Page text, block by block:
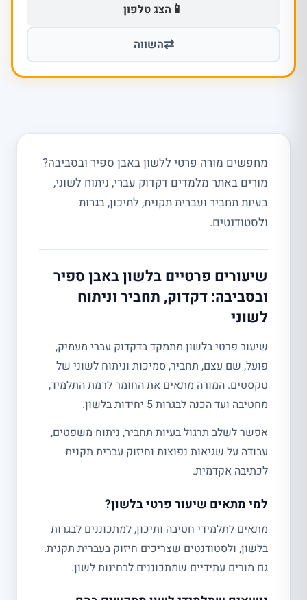
📱 הצג טלפון
⇄השווה
מחפשים מורה פרטי ללשון באבן ספיר ובסביבה?
מורים באתר מלמדים דקדוק עברי, ניתוח לשוני,
בעיות תחביר ועברית תקנית, לתיכון, בגרות
ולסטודנטים.
שיעורים פרטיים בלשון באבן ספיר
ובסביבה: דקדוק, תחביר וניתוח
לשוני
שיעור פרטי בלשון מתמקד בדקדוק עברי מעמיק,
פועל, שם עצם, תחביר, סמיכות וניתוח לשוני של
טקסטים. המורה מתאים את החומר לרמת התלמיד,
מחטיבה ועד הכנה לבגרות 5 יחידות בלשון.
אפשר לשלב תרגול בעיות תחביר, ניתוח משפטים,
עבודה על שגיאות נפוצות וחיזוק עברית תקנית
לכתיבה אקדמית.
למי מתאים שיעור פרטי בלשון?
מתאים לתלמידי חטיבה ותיכון, למתכוננים לבגרות
בלשון, ולסטודנטים שצריכים חיזוק בעברית תקנית.
גם מורים עתידיים שמתכוננים לבחינות לשון.